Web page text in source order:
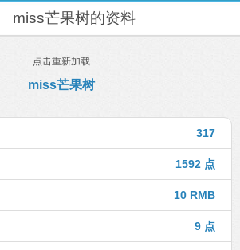
miss芒果树的资料
点击重新加载
miss芒果树
317
1592 点
10 RMB
9 点